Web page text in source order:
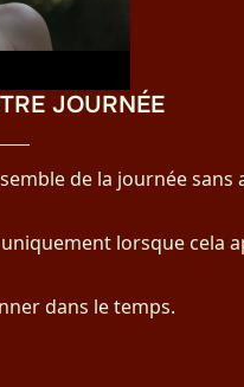
JOURNÉE
de la journée
lorsque cela
dans le temps.